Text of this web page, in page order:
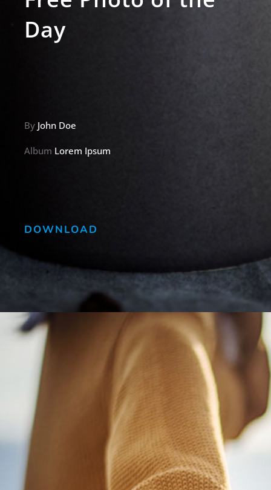
Day
By John Doe
Album Lorem Ipsum
DOWNLOAD